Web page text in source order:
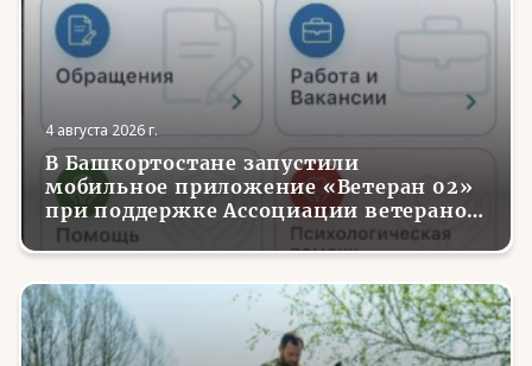
4 августа 2026 г.
В Башкортостане запустили
мобильное приложение «Ветеран 02»
при поддержке Ассоциации ветеранов
СВО